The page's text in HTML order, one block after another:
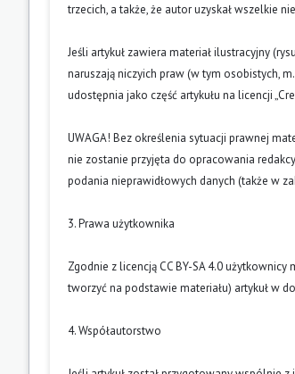
trzecich, a także, że autor uzyskał wszelkie
Jeśli artykuł zawiera materiał ilustracyjny
naruszają niczyich praw (w tym osobistych,
udostępnia jako część artykułu na licencji
UWAGA! Bez określenia sytuacji prawnej
nie zostanie przyjęta do opracowania
podania nieprawidłowych danych (także w
3. Prawa użytkownika
Zgodnie z licencją CC BY-SA 4.0
tworzyć na podstawie materiału) artykuł w
4. Współautorstwo